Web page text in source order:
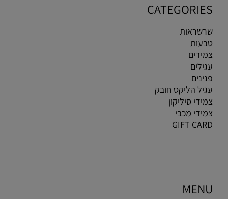
CATEGORIES
שרשראות
טבעות
צמידים
עגילים
פנינים
עגיל הליקס חובק
צמידי סיליקון
צמידי מכבי
GIFT CARD
MENU